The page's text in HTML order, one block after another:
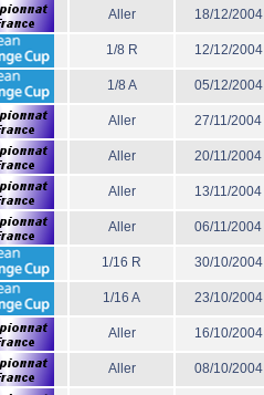
Aller 18/12/2004
1/8 R 12/12/2004
1/8 A 05/12/2004
Aller 27/11/2004
Aller 20/11/2004
Aller 13/11/2004
Aller 06/11/2004
1/16 R 30/10/2004
1/16 A 23/10/2004
Aller 16/10/2004
Aller 08/10/2004